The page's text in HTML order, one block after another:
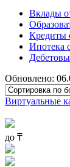
Вклады
Кредиты
Ипотека
Обновлено:
Виртуальные
до ₸